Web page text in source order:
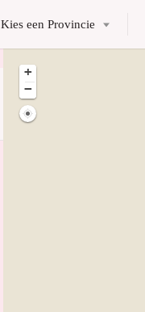
Kies een Provincie
+
−